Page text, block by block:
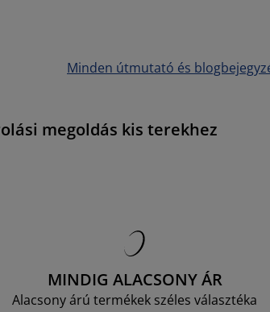
Minden útmutató és
megoldás kis terekhez
MINDIG ALACSONY ÁR
Alacsony árú termékek széles választéka